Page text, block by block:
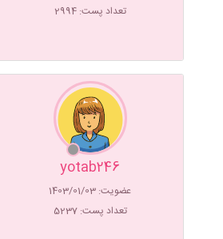
تعداد پست: 2994
yotab246
عضویت: 1403/01/03
تعداد پست: 5237